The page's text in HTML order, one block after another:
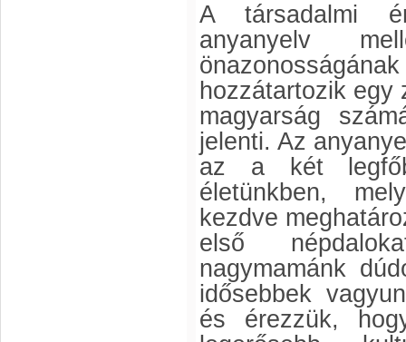
A társadalmi
anyanyelv
hozzátartozik egy
magyarság
jelenti. Az
az a két
életünkben,
kezdve
első
nagymamánk
idősebbek
és érezzük,